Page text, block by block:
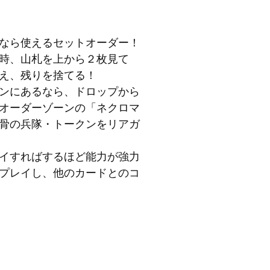
使えるセットオーダー！
、山札を上から２枚見て
、残りを捨てる！
にあるなら、ドロップから
ーダーゾーンの「ネクロマ
の兵隊・トークンをリアガ
すればするほど能力が強力
レイし、他のカードとのコ